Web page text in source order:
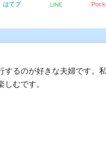
はてブ LINE
するのが好きな夫婦です。
しむです。